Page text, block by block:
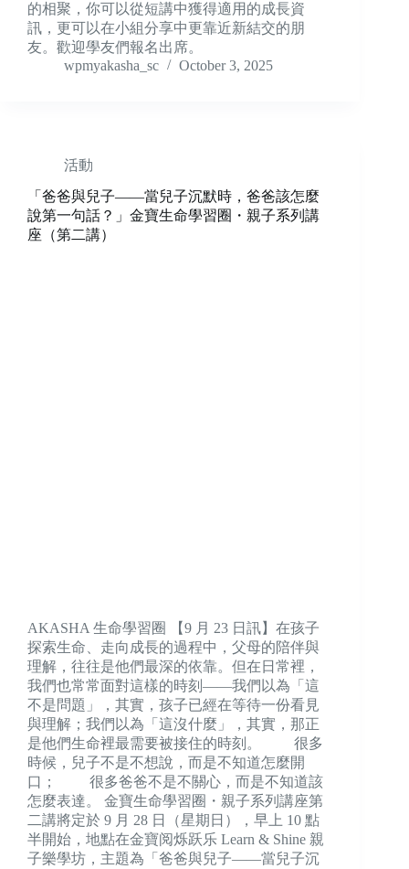
的相聚，你可以從短講中獲得適用的成長資
訊，更可以在小組分享中更靠近新結交的朋
友。歡迎學友們報名出席。
wpmyakasha_sc
October 3, 2025
活動
「爸爸與兒子——當兒子沉默時，爸爸該怎麼
說第一句話？」金寶生命學習圈・親子系列講
座（第二講）
AKASHA 生命學習圈 【9 月 23 日訊】在孩子
探索生命、走向成長的過程中，父母的陪伴與
理解，往往是他們最深的依靠。但在日常裡，
我們也常常面對這樣的時刻——我們以為「這
不是問題」，其實，孩子已經在等待一份看見
與理解；我們以為「這沒什麼」，其實，那正
是他們生命裡最需要被接住的時刻。 很多
時候，兒子不是不想說，而是不知道怎麼開
口； 很多爸爸不是不關心，而是不知道該
怎麼表達。 金寶生命學習圈・親子系列講座第
二講將定於 9 月 28 日（星期日），早上 10 點
半開始，地點在金寶阅烁跃乐 Learn & Shine 親
子樂學坊，主題為「爸爸與兒子——當兒子沉